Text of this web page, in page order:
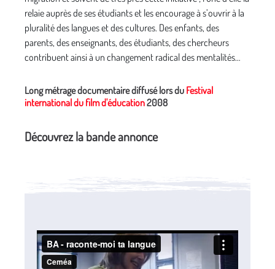
relaie auprès de ses étudiants et les encourage à s’ouvrir à la
pluralité des langues et des cultures. Des enfants, des
parents, des enseignants, des étudiants, des chercheurs
contribuent ainsi à un changement radical des mentalités…
Long métrage documentaire diffusé lors du Festival
international du film d'éducation2008
Découvrez la bande annonce